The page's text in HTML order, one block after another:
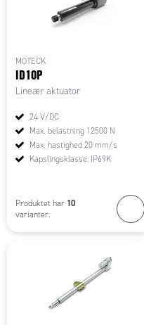
MOTECK
ID10P
Lineær aktuator
24 V/DC
Max. belastning 12500 N
Max. hastighed 20 mm/s
Kapslingsklasse: IP69K
Produktet har 10
varianter.